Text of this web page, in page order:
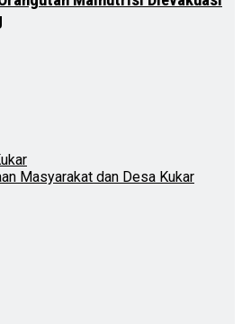
Masyarakat dan Desa Kukar